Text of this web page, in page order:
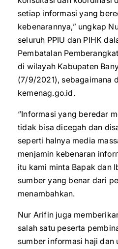
setiap informasi yang
kebenarannya,” ungkap
seluruh PPIU dan PIHK
Pembatalan
di wilayah Kabupaten
(7/9/2021), sebagaimana
kemenag.go.id.
“Informasi yang beredar
tidak bisa dicegah dan
seperti halnya media
menjamin kebenaran
itu kami minta Bapak dan
sumber yang benar dari
menambahkan.
Nur Arifin juga
salah satu peserta
sumber informasi haji dan